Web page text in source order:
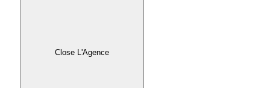
Close L'Agence